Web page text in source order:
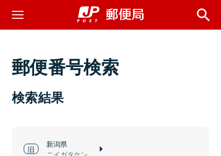
郵便番号検索
検索結果
新潟県
ニイガタケン